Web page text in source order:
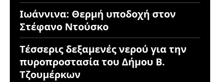
Ιωάννινα: Θερμή υποδοχή στον
Στέφανο Ντούσκο
Τέσσερις δεξαμενές νερού για την
πυροπροστασία του Δήμου Β.
Τζουμέρκων